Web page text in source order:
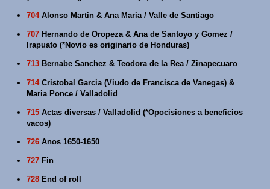
704Alonso Martin & Ana Maria / Valle de Santiago
707 Hernando de Oropeza & Ana de Santoyo y Gomez /
Irapuato (*Novio es originario de Honduras)
713 Bernabe Sanchez & Teodora de la Rea / Zinapecuaro
714Cristobal Garcia (Viudo de Francisca de Vanegas) &
Maria Ponce / Valladolid
715 Actas diversas / Valladolid (*Opocisiones a beneficios
vacos)
726 Anos 1650-1650
727 Fin
728 End of roll